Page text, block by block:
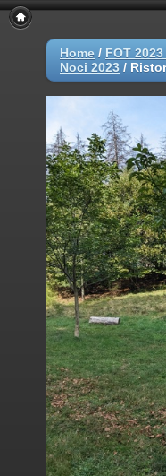
Home / FOT
Noci 2023 /